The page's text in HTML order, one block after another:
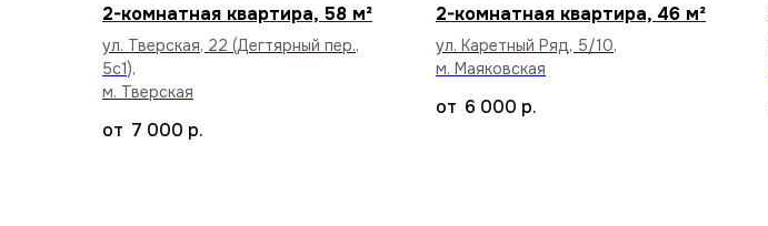
2-комнатная квартира, 58 м²
ул. Тверская, 22 (Дегтярный пер.,
5с1),
м. Тверская
7 000 р.
2-комнатная квартира, 46 м²
ул. Каретный Ряд, 5/10,
м. Маяковская
6 000 р.